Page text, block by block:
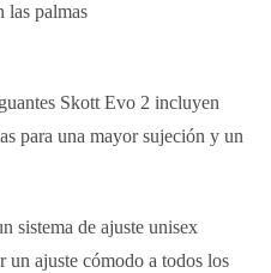
las palmas
Skott Evo 2 incluyen
para una mayor sujeción y un
sistema de ajuste unisex
un ajuste cómodo a todos los